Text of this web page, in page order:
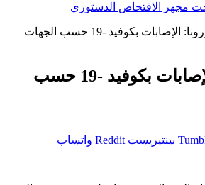
مجهر الافتحاص الدستوري
الإصابات بكوفيد -19 حسب الجهات
حصاد كورونا: الإصابات بكوفيد -19 حسب
بينتيريست واتساب